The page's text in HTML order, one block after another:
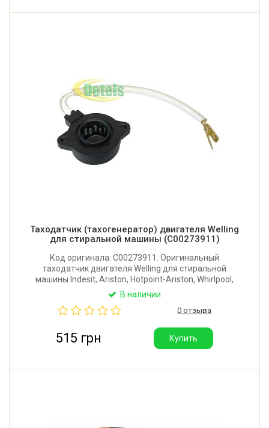
Таходатчик (тахогенератор) двигателя Welling
для стиральной машины (C00273911)
Код оригинала: C00273911. Оригинальный
таходатчик двигателя Welling для стиральной
машины Indesit, Ariston, Hotpoint-Ariston, Whirlpool,
LG, Samsung, Bauknecht. Диаметр внутренний: 21
крепления: 50 мм.
В наличии
0 отзыва
515 грн Купить